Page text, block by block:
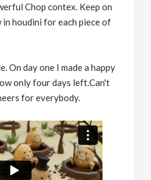
Chop contex. Keep on
houdini for each piece of
On day one I made a happy
only four days left.Can't
for everybody.